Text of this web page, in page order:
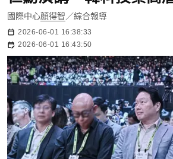
國際中心顏得智 ／綜合報導
2026-06-01 16:38:33
2026-06-01 16:43:50